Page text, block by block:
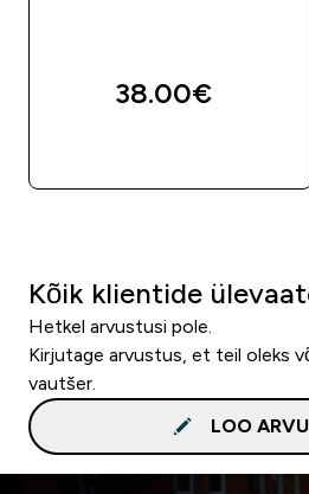
38.00€‎
Kõik klientide
Hetkel arvustusi pole.
Kirjutage arvustus, et teil oleks
vautšer.
LOO